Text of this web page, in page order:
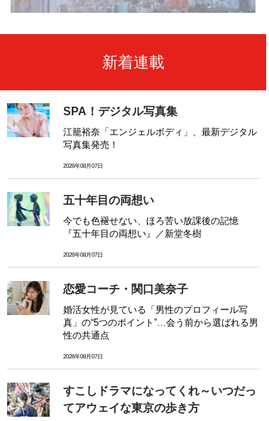
新着連載
SPA！デジタル写真集
江籠裕奈「エンジェルボディ」、最新デジタル
写真集発売！
2026年08月07日
五十年目の両想い
今でも色褪せない、ほろ苦い放課後の記憶
『五十年目の両想い』／新堂冬樹
2026年08月07日
恋愛コーチ・関口美奈子
婚活女性が見ている「男性のプロフィール写
真」の“5つのポイント”…会う前から選ばれる男
性の共通点
2026年08月07日
すこしドラマになってくれ～いつだっ
てアウェイな東京の歩き方